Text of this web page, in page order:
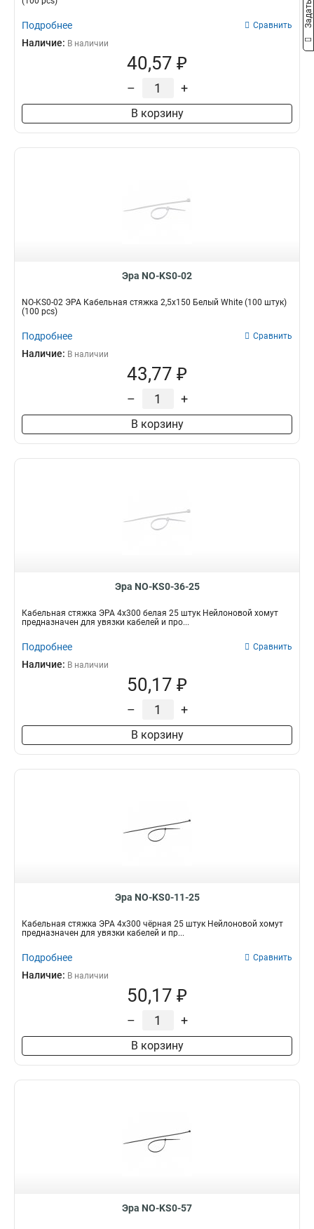
Подробнее Сравнить
Наличие: В наличии
40,57 ₽
– +
В корзину
Эра NO-KS0-02
NO-KS0-02 ЭРА Кабельная стяжка 2,5х150 Белый White (100 штук)
(100 pcs)
Подробнее Сравнить
Наличие: В наличии
43,77 ₽
– +
В корзину
Эра NO-KS0-36-25
Кабельная стяжка ЭРА 4x300 белая 25 штук Нейлоновой хомут
предназначен для увязки кабелей и про...
Подробнее Сравнить
Наличие: В наличии
50,17 ₽
– +
В корзину
Эра NO-KS0-11-25
Кабельная стяжка ЭРА 4x300 чёрная 25 штук Нейлоновой хомут
предназначен для увязки кабелей и пр...
Подробнее Сравнить
Наличие: В наличии
50,17 ₽
– +
В корзину
Эра NO-KS0-57